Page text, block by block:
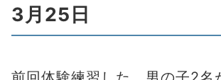
3月25日